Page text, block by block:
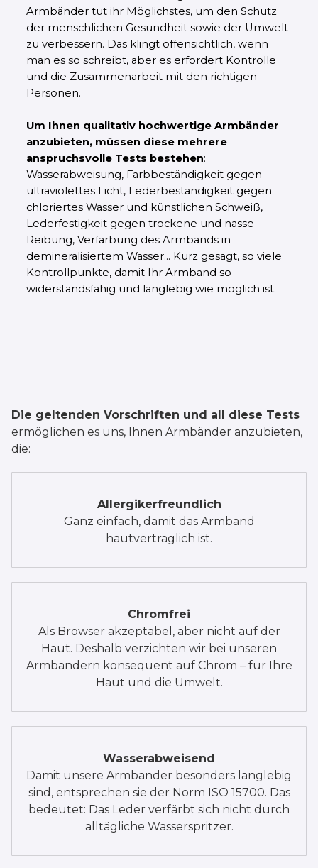
Armbänder tut ihr Möglichstes, um den Schutz
der menschlichen Gesundheit sowie der Umwelt
zu verbessern. Das klingt offensichtlich, wenn
man es so schreibt, aber es erfordert Kontrolle
und die Zusammenarbeit mit den richtigen
Personen.
Um Ihnen qualitativ hochwertige Armbänder
anzubieten, müssen diese mehrere
anspruchsvolle Tests bestehen:
Wasserabweisung, Farbbeständigkeit gegen
ultraviolettes Licht, Lederbeständigkeit gegen
chloriertes Wasser und künstlichen Schweiß,
Lederfestigkeit gegen trockene und nasse
Reibung, Verfärbung des Armbands in
demineralisiertem Wasser... Kurz gesagt, so viele
Kontrollpunkte, damit Ihr Armband so
widerstandsfähig und langlebig wie möglich ist.
Die geltenden Vorschriften und all diese Tests
ermöglichen es uns, Ihnen Armbänder anzubieten,
die:
Allergikerfreundlich
Ganz einfach, damit das Armband
hautverträglich ist.
Chromfrei
Als Browser akzeptabel, aber nicht auf der
Haut. Deshalb verzichten wir bei unseren
Armbändern konsequent auf Chrom – für Ihre
Haut und die Umwelt.
Wasserabweisend
Damit unsere Armbänder besonders langlebig
sind, entsprechen sie der Norm ISO 15700. Das
bedeutet: Das Leder verfärbt sich nicht durch
alltägliche Wasserspritzer.